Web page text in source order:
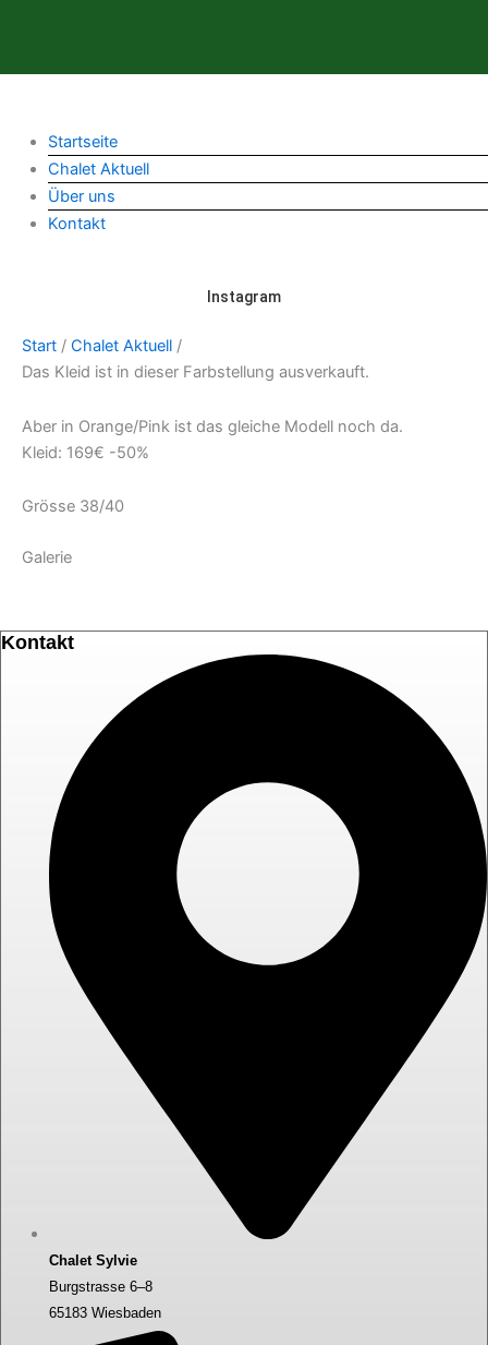
Startseite
Chalet Aktuell
Über uns
Kontakt
Instagram
Start / Chalet Aktuell /
Das Kleid ist in dieser Farbstellung ausverkauft.
Aber in Orange/Pink ist das gleiche Modell noch da.
Kleid: 169€ -50%
Grösse 38/40
Galerie
Kontakt
Chalet Sylvie
Burgstrasse 6–8
65183 Wiesbaden